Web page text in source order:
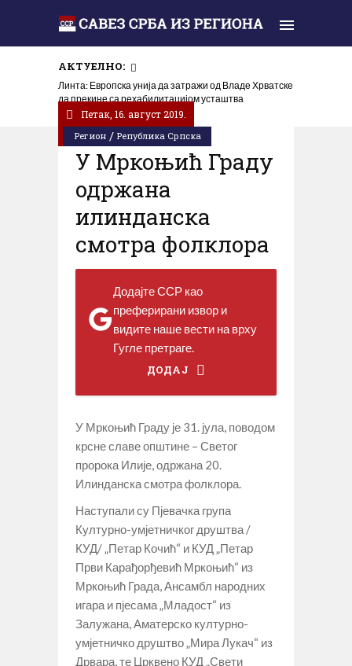
АКТУЕЛНО:
Линта: Европска унија да затражи од Владе Хрватске
да прекине са рехабилитацијом усташтва
Регион / Република Српска
Петак, 16. август 2019.
У Мркоњић Граду
одржана
илинданска
смотра фолклора
Додајте ССР као
преферирани извор и
видите наше вести на врху
Гугле претраге.
ДОДАЈ
У Мркоњић Граду је 31. јула, поводом
крсне славе општине – Светог
пророка Илије, одржана 20.
Илинданска смотра фолклора.
Наступали су Пјевачка група
Културно-умјетничког друштва /
КУД/ „Петар Кочић“ и КУД „Петар
Први Карађорђевић Мркоњић“ из
Мркоњић Града, Ансамбл народних
игара и пјесама „Младост“ из
Залужана, Аматерско културно-
умјетничко друштво „Мира Лукач“ из
Дрвара, те Црквено КУД „Свети